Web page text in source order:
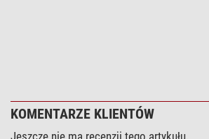
KOMENTARZE KLIENTÓW